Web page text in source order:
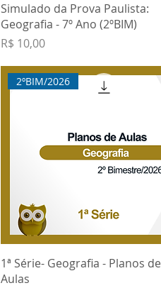
Simulado da Prova Paulista:
Geografia - 7º Ano (2ºBIM)
Preço
R$ 10,00
2ºBIM/2026
1ª Série- Geografia - Planos de
Aulas